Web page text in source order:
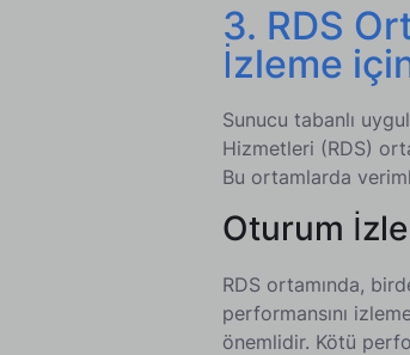
3. RDS
İzleme
Sunucu tabanlı
Hizmetleri (RDS)
Bu ortamlarda
Oturum
RDS ortamında,
performansını
önemlidir. Kötü